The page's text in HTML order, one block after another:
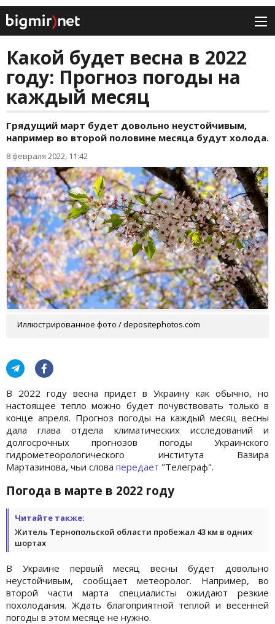
Какой будет весна в 2022
году: Прогноз погоды на
каждый месяц
Грядущий март будет довольно неустойчивым,
например во второй половине месяца будут холода.
8 февраля 2022, 11:42
Иллюстрированное фото / depositephotos.com
В 2022 году весна придет в Украину как обычно, но
настоящее тепло можно будет почувствовать только в
конце апреля. Прогноз погоды на каждый месяц весны
дала глава отдела климатических исследований и
долгосрочных прогнозов погоды Украинского
гидрометеорологического института Вазира
Мартазинова, чьи слова передает "Телеграф".
Погода в марте в 2022 году
Читайте также:
Житель Тернопольской области пробежал 43 км в одних
шортах
В Украине первый месяц весны будет довольно
неустойчивым, сообщает метеоролог. Например, во
второй части марта специалисты ожидают резкие
похолодания. Ждать благоприятной теплой и весенней
погоды в этом месяце не нужно.